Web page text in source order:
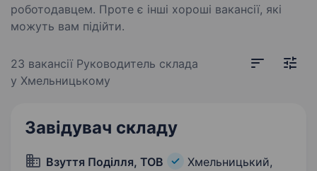
роботодавцем. Проте є інші хороші вакансії, які
можуть вам підійти.
23 вакансії Руководитель склада
у Хмельницькому
Завідувач складу
Взуття Поділля, ТОВ
Хмельницький,